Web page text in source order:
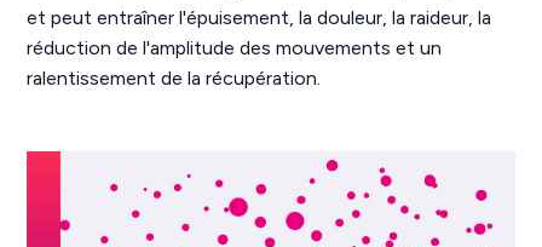
et peut entraîner l'épuisement, la douleur, la raideur, la
réduction de l'amplitude des mouvements et un
ralentissement de la récupération.